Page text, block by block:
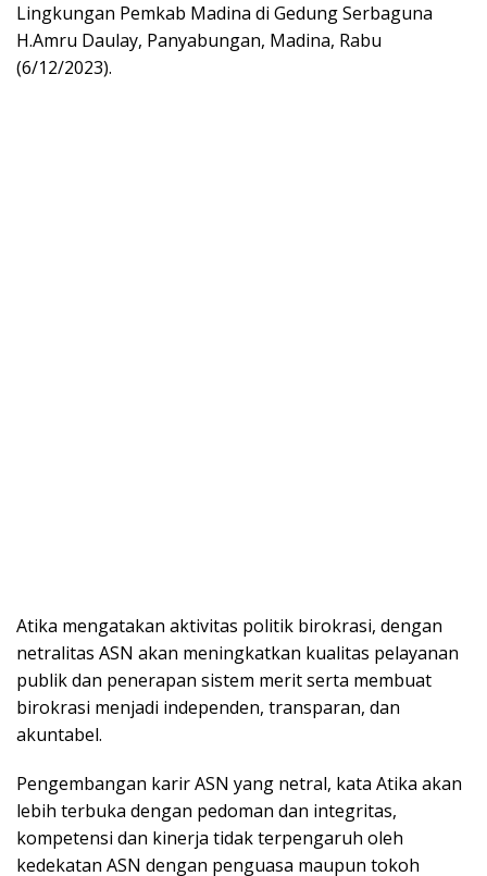
Lingkungan Pemkab Madina di Gedung Serbaguna
H.Amru Daulay, Panyabungan, Madina, Rabu
(6/12/2023).
Atika mengatakan aktivitas politik birokrasi, dengan
netralitas ASN akan meningkatkan kualitas pelayanan
publik dan penerapan sistem merit serta membuat
birokrasi menjadi independen, transparan, dan
akuntabel.
Pengembangan karir ASN yang netral, kata Atika akan
lebih terbuka dengan pedoman dan integritas,
kompetensi dan kinerja tidak terpengaruh oleh
kedekatan ASN dengan penguasa maupun tokoh